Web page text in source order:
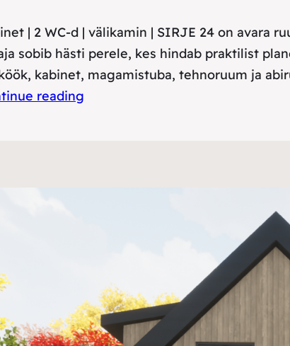
| 2 WC-d | välikamin | SIRJE 24 on avara
sobib hästi perele, kes hindab praktilist
kabinet, magamistuba, tehnoruum ja
reading